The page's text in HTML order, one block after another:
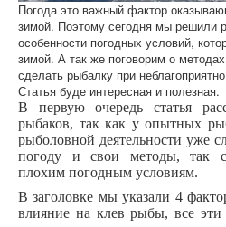
Погода это важный фактор
зимой. Поэтому сегодня мы решили
особенности погодных условий,
зимой. А так же поговорим о
сделать рыбалку при
Статья буде интересная и полезная.
В первую очередь статья
рыбаков, так как у опытных
рыболовной деятельности уже
погоду и свои методы, так
плохим погодным условиям.
В заголовке мы указали 4
влияние на клев рыбы, все эти